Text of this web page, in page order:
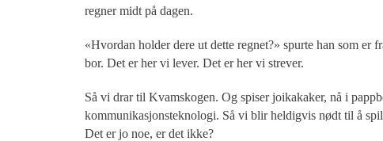
regner midt på dagen.
«Hvordan holder dere ut dette regnet?» spurte han som
bor. Det er her vi lever. Det er her vi strever.
Så vi drar til Kvamskogen. Og spiser joikakaker, nå i
kommunikasjonsteknologi. Så vi blir heldigvis nødt til å
Det er jo noe, er det ikke?